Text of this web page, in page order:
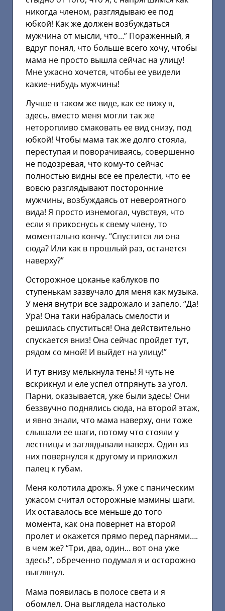
никогда членом, разглядываю ее под
юбкой! Как же должен возбуждаться
мужчина от мысли, что…” Пораженный, я
вдруг понял, что больше всего хочу, чтобы
мама не просто вышла сейчас на улицу!
Мне ужасно хочется, чтобы ее увидели
какие-нибудь мужчины!
Лучше в таком же виде, как ее вижу я,
здесь, вместо меня могли так же
неторопливо смаковать ее вид снизу, под
юбкой! Чтобы мама так же долго стояла,
переступая и поворачиваясь, совершенно
не подозревая, что кому-то сейчас
полностью видны все ее прелести, что ее
вовсю разглядывают посторонние
мужчины, возбуждаясь от невероятного
вида! Я просто изнемогал, чувствуя, что
если я прикоснусь к свему члену, то
моментально кончу. “Спустится ли она
сюда? Или как в прошлый раз, останется
наверху?”
Осторожное цоканье каблуков по
ступенькам зазвучало для меня как музыка.
У меня внутри все задрожало и запело. “Да!
Ура! Она таки набралась смелости и
решилась спуститься! Она действительно
спускается вниз! Она сейчас пройдет тут,
рядом со мной! И выйдет на улицу!”
И тут внизу мелькнула тень! Я чуть не
вскрикнул и еле успел отпрянуть за угол.
Парни, оказывается, уже были здесь! Они
беззвучно поднялись сюда, на второй этаж,
и явно знали, что мама наверху, они тоже
слышали ее шаги, потому что стояли у
лестницы и заглядывали наверх. Один из
них повернулся к другому и приложил
палец к губам.
Меня колотила дрожь. Я уже с паническим
ужасом считал осторожные мамины шаги.
Их оставалось все меньше до того
момента, как она повернет на второй
пролет и окажется прямо перед парнями….
в чем же? “Три, два, один… вот она уже
здесь!”, обреченно подумал я и осторожно
выглянул.
Мама появилась в полосе света и я
обомлел. Она выглядела настолько